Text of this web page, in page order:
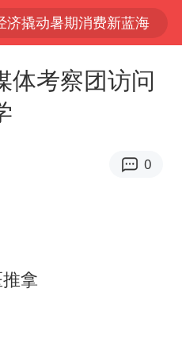
济撬动暑期消费新蓝海
潭拍日出坠崖1死1伤
应车内过夜被收150元
体考察团访问
0
拿